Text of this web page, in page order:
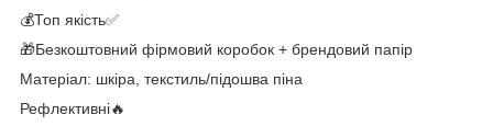
💰Топ якість✅
🎁Безкоштовний фірмовий коробок + брендовий папір
Матеріал: шкіра, текстиль/підошва піна
Рефлективні🔥